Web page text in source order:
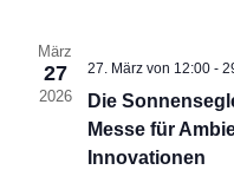
März
27
2026
27. März von 12:00-
Die
Messe für
Innovationen